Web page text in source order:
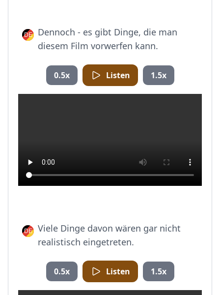
Dennoch - es gibt Dinge, die man
diesem Film vorwerfen kann.
0.5x Listen 1.5x
Viele Dinge davon wären gar nicht
realistisch eingetreten.
0.5x Listen 1.5x